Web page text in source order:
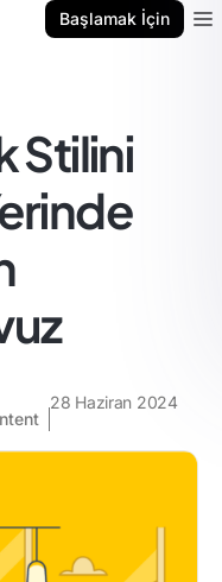
Başlamak İçin
Stilini
28 Haziran 2024